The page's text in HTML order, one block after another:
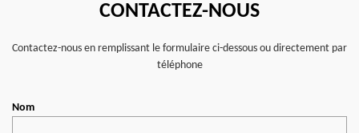
CONTACTEZ-NOUS
Contactez-nous en remplissant le formulaire ci-dessous ou directement par
téléphone
Nom